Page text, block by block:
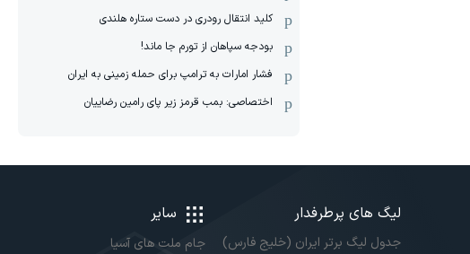
کلید انتقال رودری در دست ستاره هلندی
بودجه سپاهان از تورم جا ماند!
فشار امارات به ترامپ برای حمله زمینی به ایران
اختصاصی: بمب قرمز زیر پای رامین رضاییان
لیگ های پرطرفدار
جدول لیگ برتر ایران (خلیج فارس)
سایر
جام ملت های آسیا